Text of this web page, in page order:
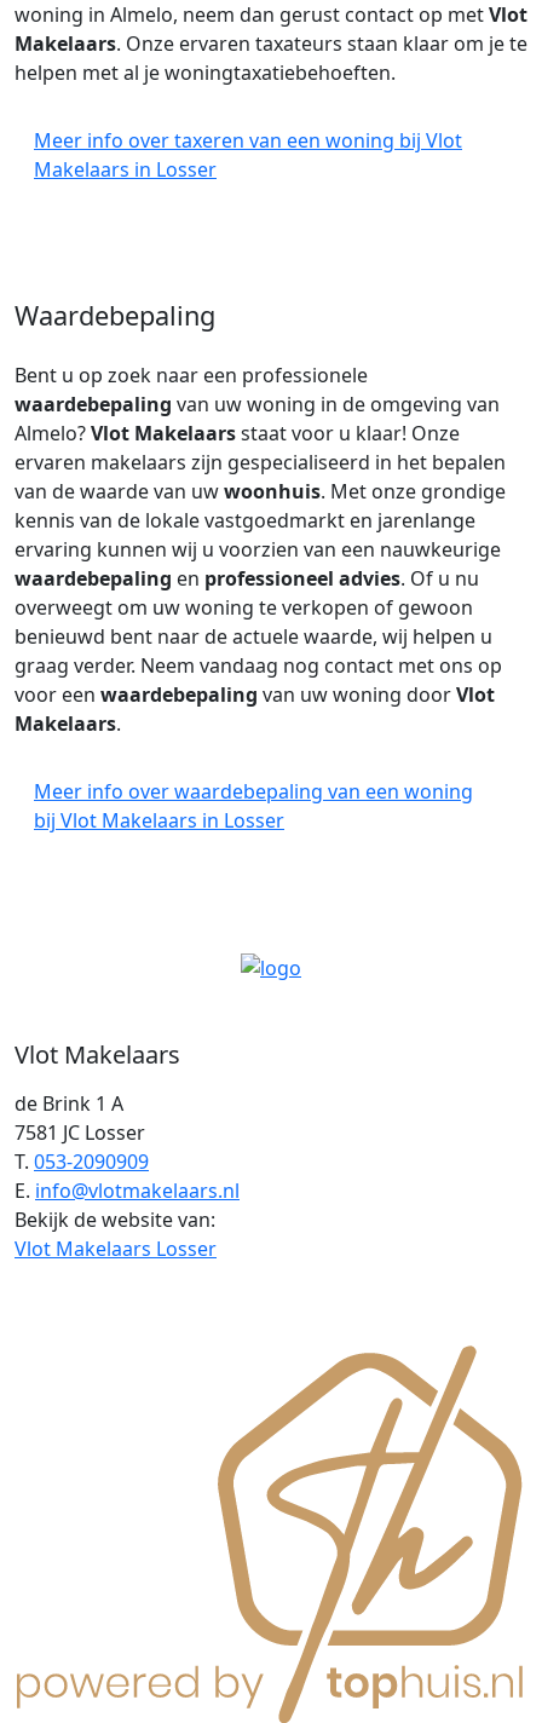
Vlot Makelaars
de Brink 1 A
7581 JC Losser
T. 053-2090909
E. info@vlotmakelaars.nl
Bekijk de website van:
Vlot Makelaars Losser
woning in Almelo, neem dan gerust contact op metVlot
Makelaars. Onze ervaren taxateurs staan klaar om je te
helpen met al je woningtaxatiebehoeften.
Meer info over taxeren van een woning bij Vlot
Makelaars in Losser
Waardebepaling
Bent u op zoek naar een professionele
waardebepaling van uw woning in de omgeving van
Almelo?Vlot Makelaarsstaat voor u klaar! Onze
ervaren makelaars zijn gespecialiseerd in het bepalen
van de waarde van uwwoonhuis. Met onze grondige
kennis van de lokale vastgoedmarkt en jarenlange
ervaring kunnen wij u voorzien van een nauwkeurige
waardebepaling en professioneel advies. Of u nu
overweegt om uw woning te verkopen of gewoon
benieuwd bent naar de actuele waarde, wij helpen u
graag verder. Neem vandaag nog contact met ons op
voor een waardebepaling van uw woning doorVlot
Makelaars.
Meer info over waardebepaling van een woning
bij Vlot Makelaars in Losser